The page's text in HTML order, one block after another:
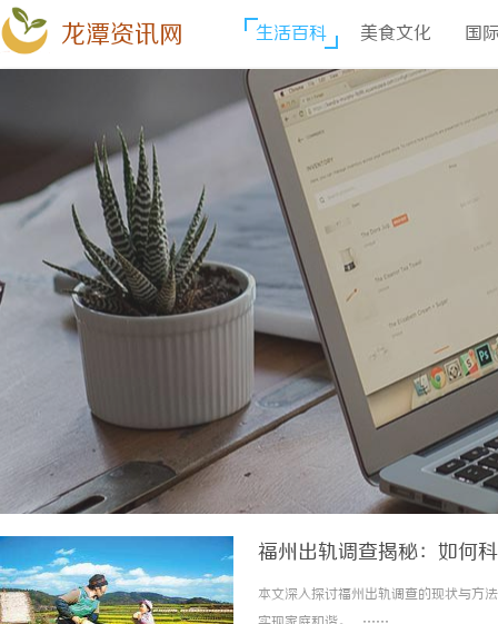
龙潭资讯网 生活百科 美食文化 国
福州出轨调查揭秘：如何
本文深入探讨福州出轨调查的现状与方